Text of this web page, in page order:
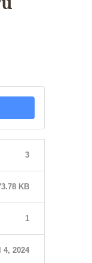
3
KB
1
4, 2024